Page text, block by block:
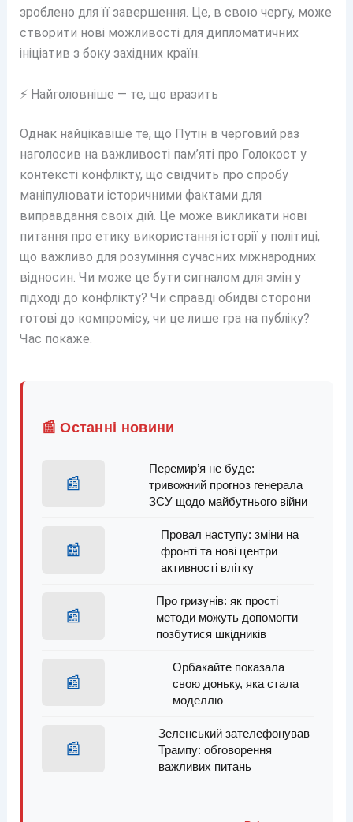
зроблено для її завершення. Це, в свою чергу, може
створити нові можливості для дипломатичних
ініціатив з боку західних країн.
⚡ Найголовніше — те, що вразить
Однак найцікавіше те, що Путін в черговий раз
наголосив на важливості пам’яті про Голокост у
контексті конфлікту, що свідчить про спробу
маніпулювати історичними фактами для
виправдання своїх дій. Це може викликати нові
питання про етику використання історії у політиці,
що важливо для розуміння сучасних міжнародних
відносин. Чи може це бути сигналом для змін у
підході до конфлікту? Чи справді обидві сторони
готові до компромісу, чи це лише гра на публіку?
Час покаже.
📰 Останні новини
📰
Перемир’я не буде:
тривожний прогноз генерала
ЗСУ щодо майбутнього війни
📰
Провал наступу: зміни на
фронті та нові центри
активності влітку
📰
Про гризунів: як прості
методи можуть допомогти
позбутися шкідників
📰
Орбакайте показала
свою доньку, яка стала
моделлю
📰
Зеленський зателефонував
Трампу: обговорення
важливих питань